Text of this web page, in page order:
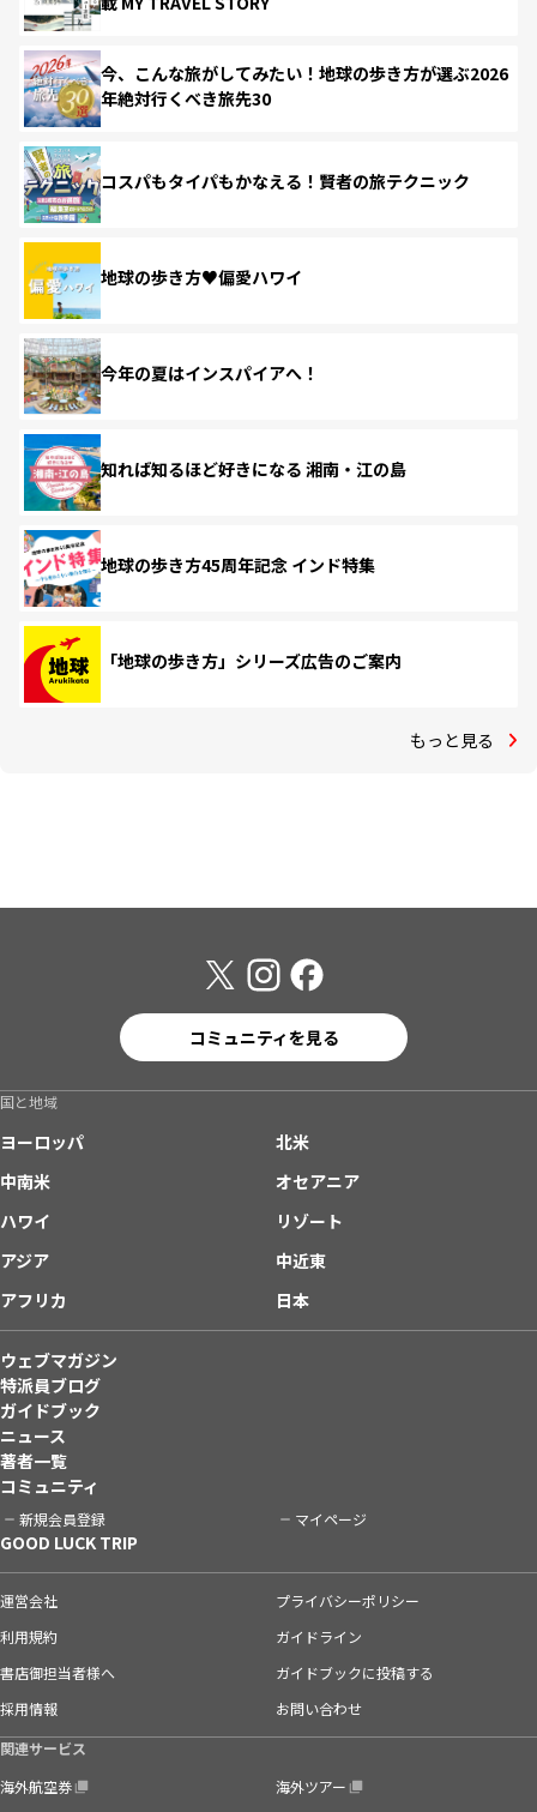
今、こんな旅がしてみたい！地球の歩き方が選ぶ2026
年絶対行くべき旅先30
コスパもタイパもかなえる！賢者の旅テクニック
地球の歩き方♥偏愛ハワイ
今年の夏はインスパイアへ！
知れば知るほど好きになる 湘南・江の島
地球の歩き方45周年記念 インド特集
「地球の歩き方」シリーズ広告のご案内
もっと見る
コミュニティを見る
国と地域
ヨーロッパ
北米
中南米
オセアニア
ハワイ
リゾート
アジア
中近東
アフリカ
日本
ウェブマガジン
特派員ブログ
ガイドブック
ニュース
著者一覧
コミュニティ
新規会員登録 マイページ
GOOD LUCK TRIP
運営会社
プライバシーポリシー
利用規約
ガイドライン
書店御担当者様へ
ガイドブックに投稿する
採用情報
お問い合わせ
関連サービス
海外航空券
海外ツアー